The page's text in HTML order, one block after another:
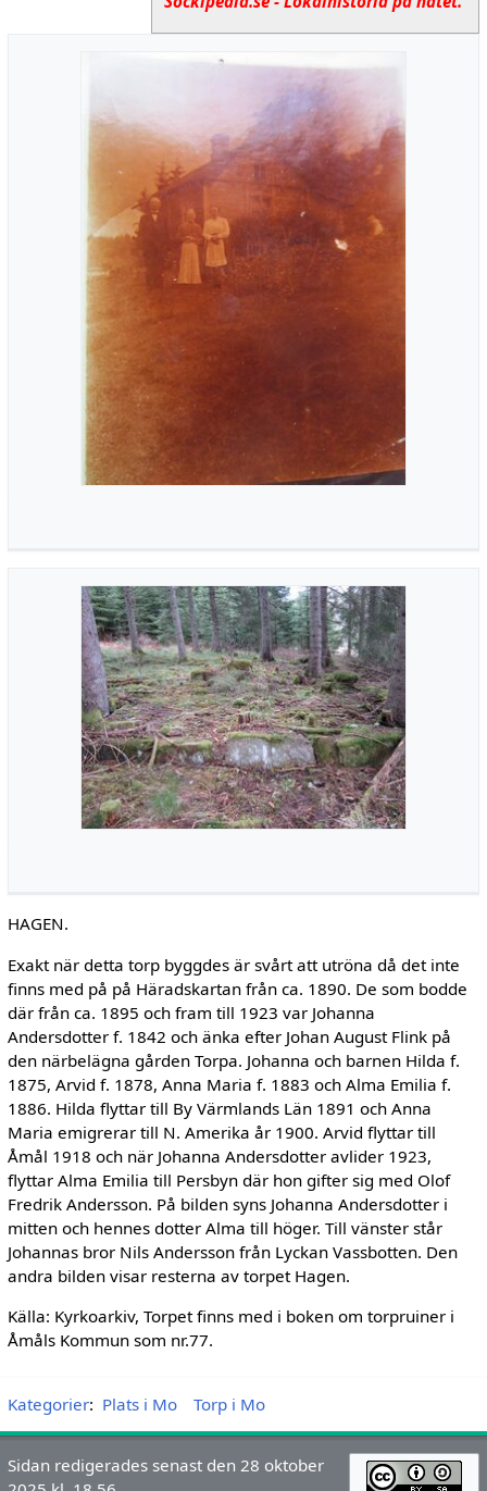
HAGEN.
Exakt när detta torp byggdes är svårt att utröna då det inte
finns med på på Häradskartan från ca. 1890. De som bodde
där från ca. 1895 och fram till 1923 var Johanna
Andersdotter f. 1842 och änka efter Johan August Flink på
den närbelägna gården Torpa. Johanna och barnen Hilda f.
1875, Arvid f. 1878, Anna Maria f. 1883 och Alma Emilia f.
1886. Hilda flyttar till By Värmlands Län 1891 och Anna
Maria emigrerar till N. Amerika år 1900. Arvid flyttar till
Åmål 1918 och när Johanna Andersdotter avlider 1923,
flyttar Alma Emilia till Persbyn där hon gifter sig med Olof
Fredrik Andersson. På bilden syns Johanna Andersdotter i
mitten och hennes dotter Alma till höger. Till vänster står
Johannas bror Nils Andersson från Lyckan Vassbotten. Den
andra bilden visar resterna av torpet Hagen.
Källa: Kyrkoarkiv, Torpet finns med i boken om torpruiner i
Åmåls Kommun som nr.77.
Kategorier: Plats i Mo Torp i Mo
Sidan redigerades senast den 28 oktober